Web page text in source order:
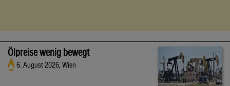
Ölpreise wenig bewegt
6. August 2026, Wien